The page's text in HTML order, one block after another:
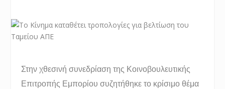
Στην χθεσινή συνεδρίαση της Κοινοβουλευτικής
Επιτροπής Εμπορίου συζητήθηκε το κρίσιμο θέμα